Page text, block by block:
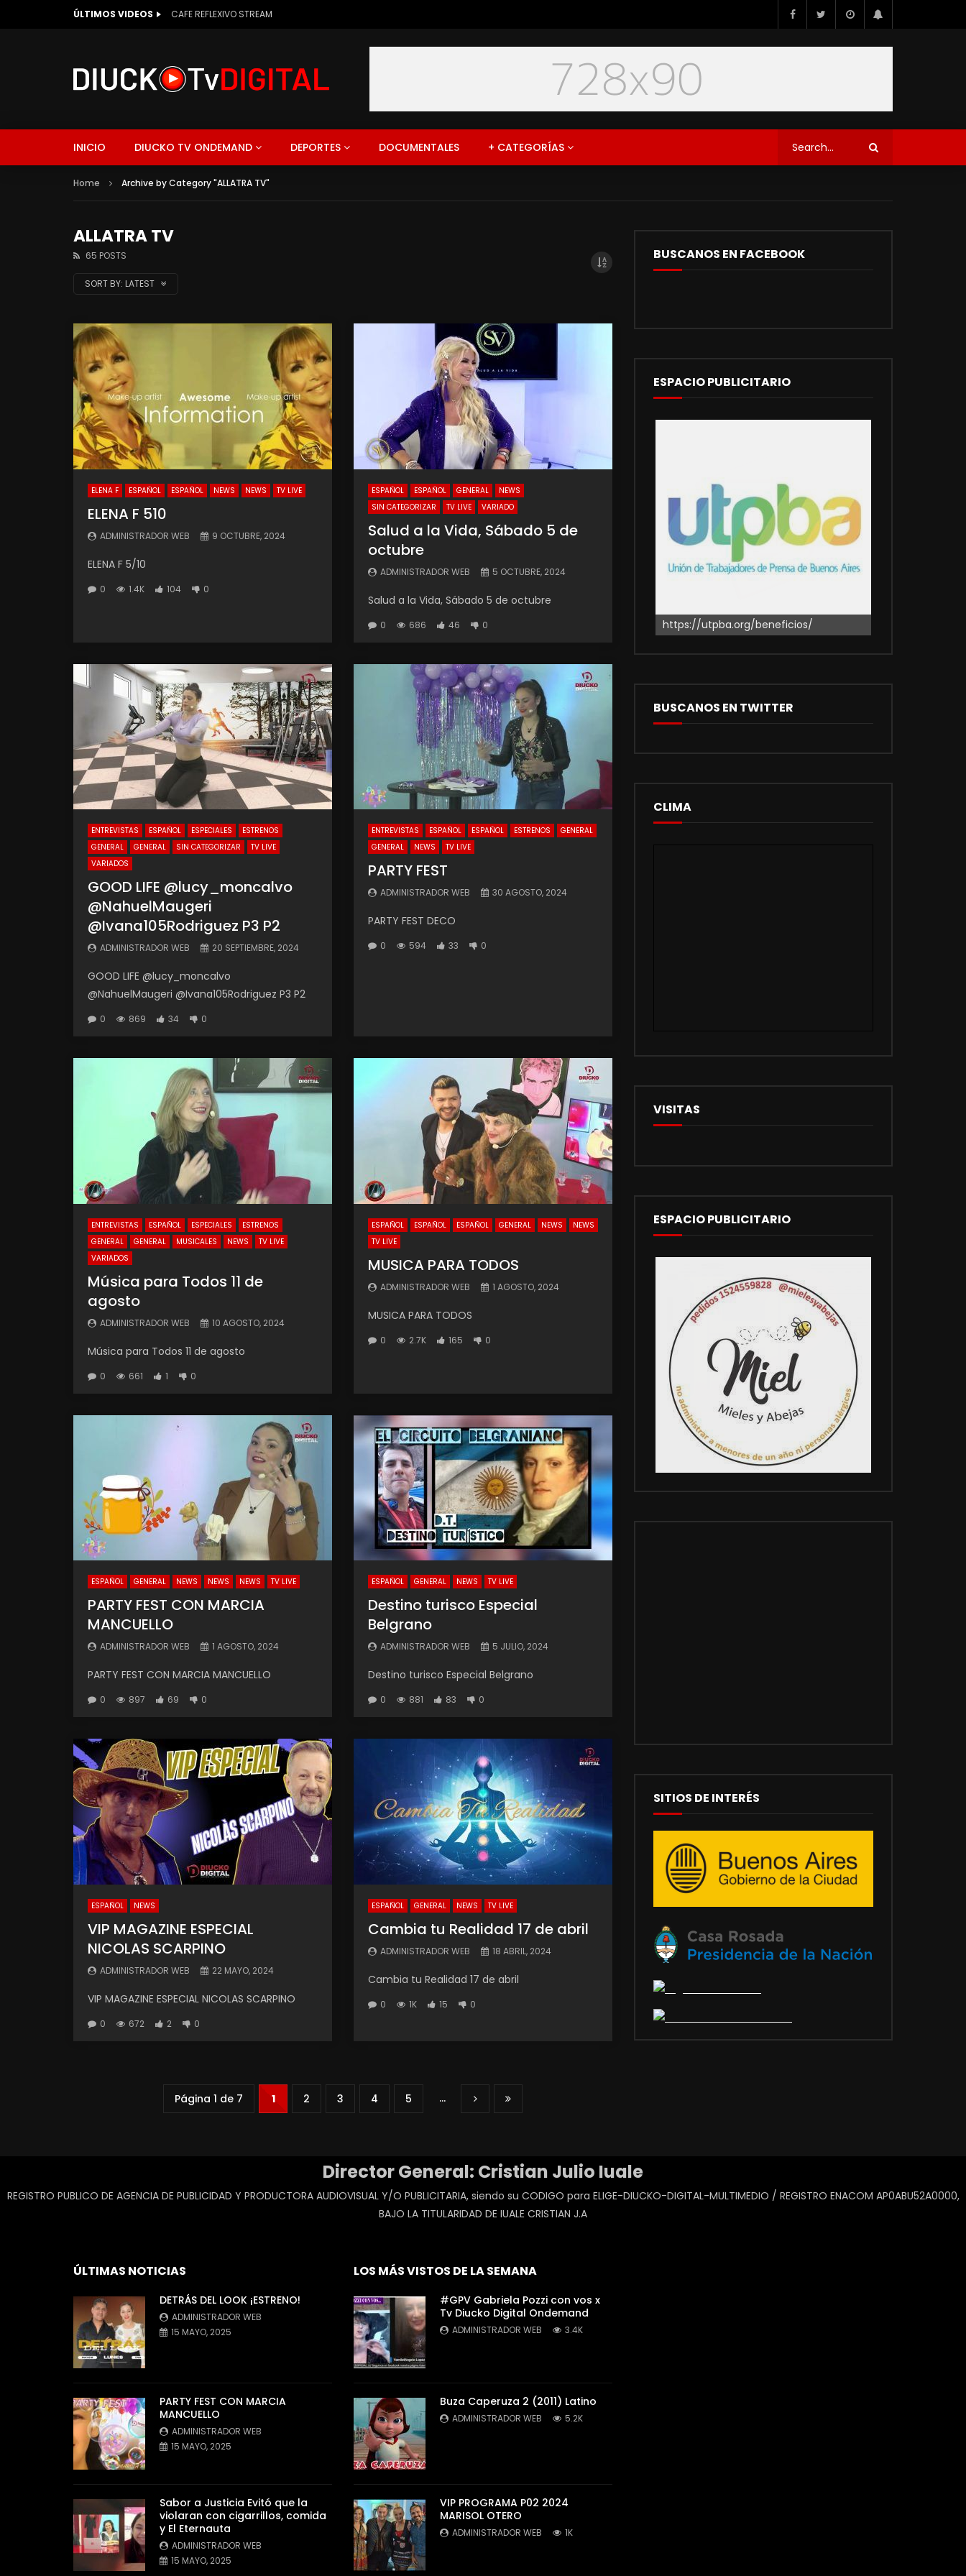
ÚLTIMOS VIDEOS PARTY FEST CON MARCIA MANCUELLO ESPECIAL “LA RAMA”
INICIO DIUCKO TV ONDEMAND DEPORTES DOCUMENTALES + CATEGORÍAS
Home Archive by Category "ALLATRA TV"
ALLATRA TV
65 POSTS
SORT BY: LATEST
ELENA F ESPAÑOL ESPAÑOL NEWS NEWS TV LIVE
ELENA F 510
ADMINISTRADOR WEB 9 OCTUBRE, 2024
ELENA F 5/10
0 1.4K 104 0
ESPAÑOL ESPAÑOL GENERAL
NEWS
SIN CATEGORIZAR
TV LIVE VARIADO
Salud a la Vida, Sábado 5 de
octubre
ADMINISTRADOR WEB 5 OCTUBRE, 2024
Salud a la Vida, Sábado 5 de octubre
0 686 46 0
ENTREVISTAS ESPAÑOL ESPECIALES
ESTRENOS
GENERAL
GENERAL SIN CATEGORIZAR
TV LIVE
VARIADOS
GOOD LIFE @lucy_moncalvo
‪@NahuelMaugeri‬
‪@Ivana105Rodriguez‬ P3 P2
ADMINISTRADOR WEB 20 SEPTIEMBRE, 2024
GOOD LIFE @lucy_moncalvo
‪@NahuelMaugeri‬ ‪@Ivana105Rodriguez‬ P3 P2
0 869 34 0
ENTREVISTAS ESPAÑOL ESPAÑOL ESTRENOS
GENERAL
GENERAL
NEWS TV LIVE
PARTY FEST
ADMINISTRADOR WEB 30 AGOSTO, 2024
PARTY FEST DECO
0 594 33 0
ENTREVISTAS ESPAÑOL ESPECIALES
ESTRENOS
GENERAL
GENERAL MUSICALES NEWS
TV LIVE
VARIADOS
Música para Todos 11 de
agosto
ADMINISTRADOR WEB 10 AGOSTO, 2024
Música para Todos 11 de agosto
0 661 1 0
ESPAÑOL ESPAÑOL ESPAÑOL GENERAL NEWS
NEWS
TV LIVE
MUSICA PARA TODOS
ADMINISTRADOR WEB 1 AGOSTO, 2024
MUSICA PARA TODOS
0 2.7K 165 0
ESPAÑOL GENERAL NEWS NEWS NEWS TV LIVE
PARTY FEST CON MARCIA
MANCUELLO
ADMINISTRADOR WEB 1 AGOSTO, 2024
PARTY FEST CON MARCIA MANCUELLO
0 897 69 0
ESPAÑOL GENERAL NEWS TV LIVE
Destino turisco Especial
Belgrano
ADMINISTRADOR WEB 5 JULIO, 2024
Destino turisco Especial Belgrano
0 881 83 0
ESPAÑOL NEWS
VIP MAGAZINE ESPECIAL
NICOLAS SCARPINO
ADMINISTRADOR WEB 22 MAYO, 2024
VIP MAGAZINE ESPECIAL NICOLAS SCARPINO
0 672 2 0
ESPAÑOL GENERAL NEWS TV LIVE
Cambia tu Realidad 17 de abril
ADMINISTRADOR WEB 18 ABRIL, 2024
Cambia tu Realidad 17 de abril
0 1K 15 0
Página 1 de 7 1 2 3 4 5 ...
BUSCANOS EN FACEBOOK
ESPACIO PUBLICITARIO
https://utpba.org/beneficios/
BUSCANOS EN TWITTER
CLIMA
VISITAS
ESPACIO PUBLICITARIO
SITIOS DE INTERÉS
Director General: Cristian Julio Iuale
REGISTRO PUBLICO DE AGENCIA DE PUBLICIDAD Y PRODUCTORA AUDIOVISUAL Y/O PUBLICITARIA, siendo su CODIGO para ELIGE-DIUCKO-DIGITAL-MULTIMEDIO / REGISTRO ENACOM AP0ABU52A0000,
BAJO LA TITULARIDAD DE IUALE CRISTIAN J.A
ÚLTIMAS NOTICIAS
DETRÁS DEL LOOK ¡ESTRENO!
ADMINISTRADOR WEB
15 MAYO, 2025
PARTY FEST CON MARCIA
MANCUELLO
ADMINISTRADOR WEB
15 MAYO, 2025
Sabor a Justicia Evitó que la
violaran con cigarrillos, comida
y El Eternauta
ADMINISTRADOR WEB
15 MAYO, 2025
LOS MÁS VISTOS DE LA SEMANA
#GPV Gabriela Pozzi con vos x
Tv Diucko Digital Ondemand
ADMINISTRADOR WEB 3.4K
Buza Caperuza 2 (2011) Latino
ADMINISTRADOR WEB 5.2K
VIP PROGRAMA P02 2024
MARISOL OTERO
ADMINISTRADOR WEB 1K